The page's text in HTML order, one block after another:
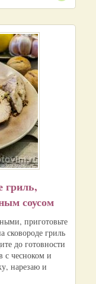
гриль,
соусом
приготовьте
сковороде гриль
до готовности
с чесноком и
нарезаю и